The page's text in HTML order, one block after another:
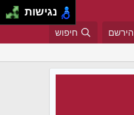
הירשם חיפוש
נגישות